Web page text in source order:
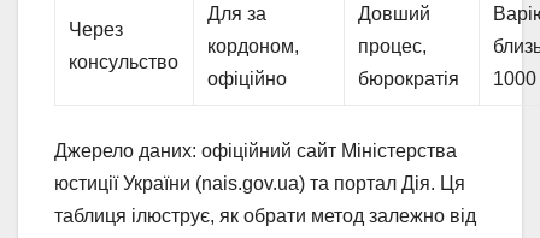
Через
консульство
Для за
кордоном,
офіційно
Довший
процес,
бюрократія
1000
Джерело даних: офіційний сайт Міністерства
юстиції України (nais.gov.ua) та портал Дія. Ця
таблиця ілюструє, як обрати метод залежно від